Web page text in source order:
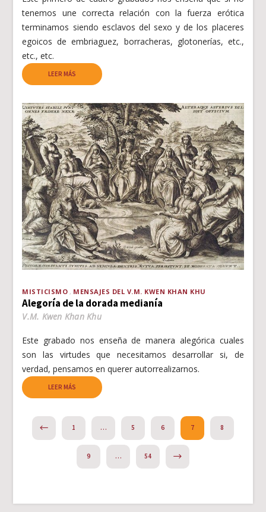
tenemos une correcta relación con la fuerza erótica
terminamos siendo esclavos del sexo y de los placeres
egoicos de embriaguez, borracheras, glotonerías, etc.,
etc., etc.
LEER MÁS
MISTICISMO MENSAJES DEL V.M. KWEN KHAN KHU
Alegoría de la dorada medianía
V.M. Kwen Khan Khu
Este grabado nos enseña de manera alegórica cuales
son las virtudes que necesitamos desarrollar si, de
verdad, pensamos en querer autorrealizarnos.
LEER MÁS
PREVIOUS1 … 5 6 7 8
9 … 54